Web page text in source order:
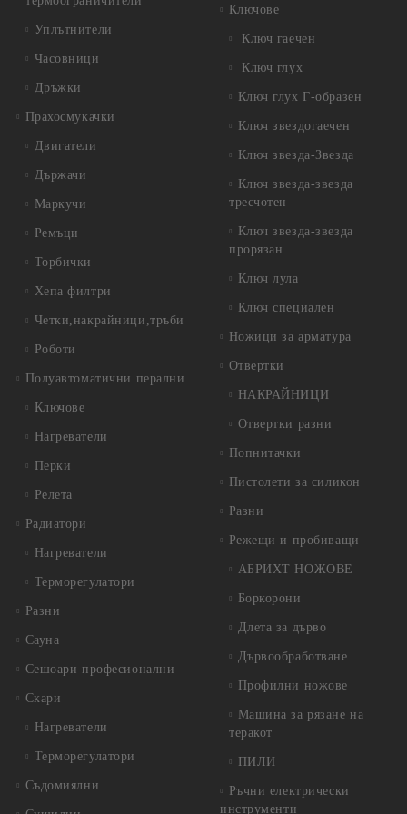
Уплътнители
Часовници
Дръжки
Прахосмукачки
Двигатели
Държачи
Маркучи
Ремъци
Торбички
Хепа филтри
Четки,накрайници,тръби
Роботи
Полуавтоматични перални
Ключове
Нагреватели
Перки
Релета
Радиатори
Нагреватели
Терморегулатори
Разни
Сауна
Сешоари професионални
Скари
Нагреватели
Терморегулатори
Съдомиялни
Ключове
Ключ гаечен
Ключ глух
Ключ глух Г-образен
Ключ звездогаечен
Ключ звезда-Звезда
Ключ звезда-звезда
тресчотен
Ключ звезда-звезда
прорязан
Ключ лула
Ключ специален
Ножици за арматура
Отвертки
НАКРАЙНИЦИ
Отвертки разни
Попнитачки
Пистолети за силикон
Разни
Режещи и пробиващи
АБРИХТ НОЖОВЕ
Боркорони
Длета за дърво
Дървообработване
Профилни ножове
Машина за рязане на
теракот
ПИЛИ
Ръчни електрически
инструменти